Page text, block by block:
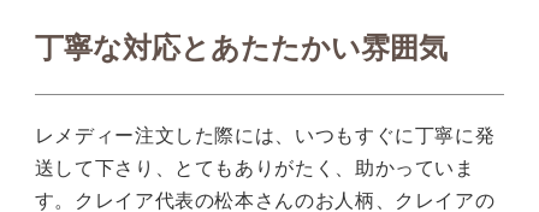
丁寧な対応とあたたかい雰囲気
レメディー注文した際には、いつもすぐに丁寧に発
送して下さり、とてもありがたく、助かっていま
す。クレイア代表の松本さんのお人柄、クレイアの